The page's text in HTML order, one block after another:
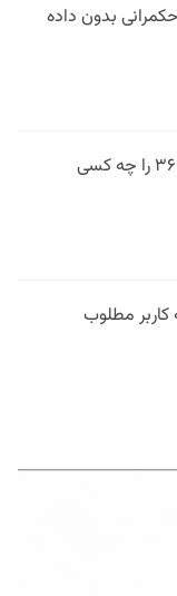
بدون داده
فیلتر در وقت اضافه؛ فوتبال ۳۶۰ را چه کسی
مطلوب